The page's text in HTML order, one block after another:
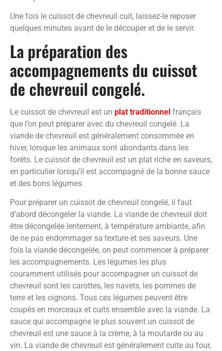
Une fois le cuissot de chevreuil cuit, laissez-le reposer
quelques minutes avant de le découper et de le servir.
La préparation des
accompagnements du cuissot
de chevreuil congelé.
Le cuissot de chevreuil est un plat traditionnel français
que l’on peut préparer avec du chevreuil congelé. La
viande de chevreuil est généralement consommée en
hiver, lorsque les animaux sont abondants dans les
forêts. Le cuissot de chevreuil est un plat riche en saveurs,
en particulier lorsqu’il est accompagné de la bonne sauce
et des bons légumes.
Pour préparer un cuissot de chevreuil congelé, il faut
d’abord décongeler la viande. La viande de chevreuil doit
être décongelée lentement, à température ambiante, afin
de ne pas endommager sa texture et ses saveurs. Une
fois la viande décongelée, on peut commencer à préparer
les accompagnements. Les légumes les plus
couramment utilisés pour accompagner un cuissot de
chevreuil sont les carottes, les navets, les pommes de
terre et les oignons. Tous ces légumes peuvent être
coupés en morceaux et cuits ensemble avec la viande. La
sauce qui accompagne le plus souvent un cuissot de
chevreuil est une sauce à la crème, à la moutarde ou au
vin. La viande de chevreuil est généralement cuite au four,